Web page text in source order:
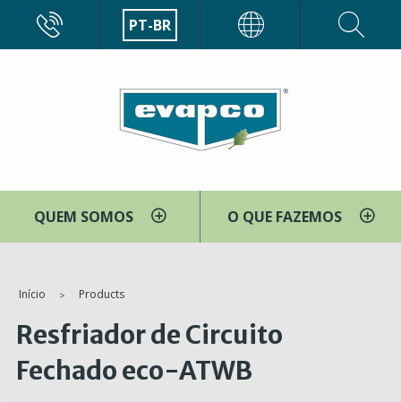
o
PT-BR
QUEM SOMOS O QUE FAZEMOS
You
are
here
Início Products
Resfriador de Circuito
Fechado eco-ATWB